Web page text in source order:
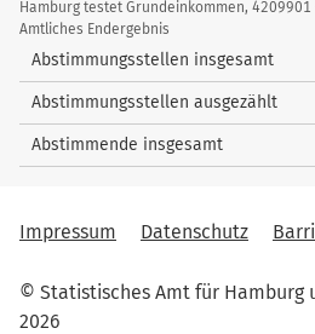
Kennzahlen
Hamburg testet Grundeinkommen,
Amtliches Endergebnis
Abstimmungsstellen insgesamt
Abstimmungsstellen ausgezählt
Abstimmende insgesamt
Impressum Datenschutz
© Statistisches Amt für Hamburg
2026